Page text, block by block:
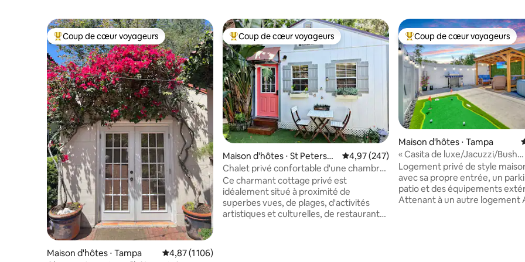
Coups de cœur voyageurs les plus appréciés
Coup de cœur voyageurs
Maison d'hôtes ⋅ Tampa Évaluation moyenne sur la base de 1 106 commentaires : 4,87 sur 5
4,87 (1 106)
Coups de cœur voyageurs les plus appréciés
Coup de cœur voyageurs
Maison d'hôtes ⋅ St Petersbu
rg
Évaluation moyenne sur la base de 247
4,97 (247)
Chalet privé confortable d'une chambre
situé au centre !
Ce charmant cottage privé est
idéalement situé à proximité de
superbes vues, de plages, d'activités
artistiques et culturelles, de restaurants
Coups de cœur voyageurs les
Coup de cœur voyageurs
Maison d'hôtes ⋅ Tampa
« Casita de luxe/Jacuzzi/Bush
Gardens/USF/Casino »
Logement privé de style
avec sa propre entrée, un
patio et des équipements
Attenant à un autre logement